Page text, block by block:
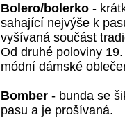
Bolero/bolerko -
sahající nejvýše k
vyšívaná součást
Od druhé poloviny
módní dámské
Bomber - bunda se
pasu a je prošívaná.